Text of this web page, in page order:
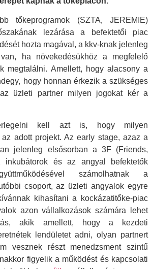
tőkeprogramok (SZTA, JEREMIE)
lezárása a befektetői piac
hozta magával, a kkv-knak jelenleg
ha növekedésükhöz a megfelelő
megtalálni. Amellett, hogy alacsony a
hogy honnan érkezik a szükséges
üzleti partner milyen jogokat kér a
kell azt is, hogy milyen
adott projekt. Az early stage, azaz a
jelenleg elsősorban a 3F (Friends,
inkubátorok és az angyal befektetők
számolhatnak a
csoport, az üzleti angyalok egyre
kihasítani a kockázatitőke-piac
azon vállalkozások számára lehet
akik amellett, hogy a kezdeti
lendületet adni, olyan partnert
vesznek részt menedzsment szintű
figyelik a működést és kapcsolati